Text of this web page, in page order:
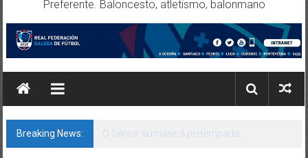
Preferente. Baloncesto, atletismo, balonmano
Breaking News: 142 bos motivos de ilusión